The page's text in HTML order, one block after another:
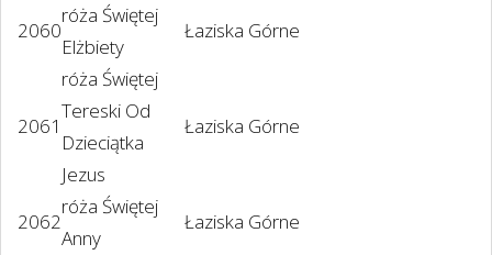
2060
róża Świętej
Elżbiety
Łaziska Górne
2061
róża Świętej
Tereski Od
Dzieciątka
Jezus
Łaziska Górne
2062
róża Świętej
Anny
Łaziska Górne